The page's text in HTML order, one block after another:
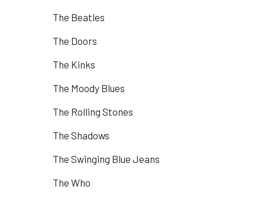
The Beatles
The Doors
The Kinks
The Moody Blues
The Rolling Stones
The Shadows
The Swinging Blue Jeans
The Who